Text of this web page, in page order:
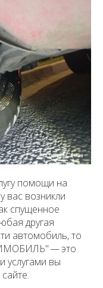
помощи на
вас возникли
спущенное
другая
автомобиль, то
— это
услугами вы